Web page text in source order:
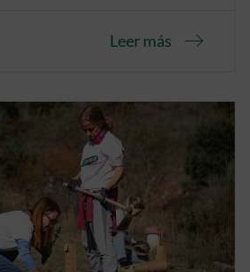
Leer más